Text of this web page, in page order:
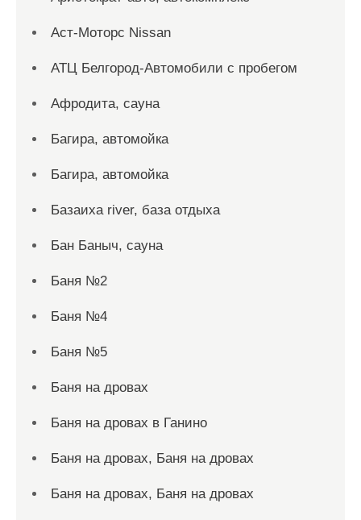
Аст-Моторс Nissan
АТЦ Белгород-Автомобили с пробегом
Афродита, сауна
Багира, автомойка
Багира, автомойка
Базаиха river, база отдыха
Бан Баныч, сауна
Баня №2
Баня №4
Баня №5
Баня на дровах
Баня на дровах в Ганино
Баня на дровах, Баня на дровах
Баня на дровах, Баня на дровах